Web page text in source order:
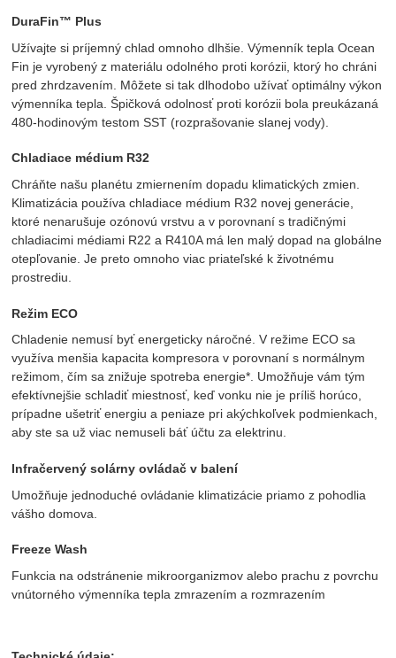
DuraFin™ Plus
Užívajte si príjemný chlad omnoho dlhšie. Výmenník tepla Ocean
Fin je vyrobený z materiálu odolného proti korózii, ktorý ho chráni
pred zhrdzavením. Môžete si tak dlhodobo užívať optimálny výkon
výmenníka tepla. Špičková odolnosť proti korózii bola preukázaná
480-hodinovým testom SST (rozprašovanie slanej vody).
Chladiace médium R32
Chráňte našu planétu zmiernením dopadu klimatických zmien.
Klimatizácia používa chladiace médium R32 novej generácie,
ktoré nenarušuje ozónovú vrstvu a v porovnaní s tradičnými
chladiacimi médiami R22 a R410A má len malý dopad na globálne
otepľovanie. Je preto omnoho viac priateľské k životnému
prostrediu.
Režim ECO
Chladenie nemusí byť energeticky náročné. V režime ECO sa
využíva menšia kapacita kompresora v porovnaní s normálnym
režimom, čím sa znižuje spotreba energie*. Umožňuje vám tým
efektívnejšie schladiť miestnosť, keď vonku nie je príliš horúco,
prípadne ušetriť energiu a peniaze pri akýchkoľvek podmienkach,
aby ste sa už viac nemuseli báť účtu za elektrinu.
Infračervený solárny ovládač v balení
Umožňuje jednoduché ovládanie klimatizácie priamo z pohodlia
vášho domova.
Freeze Wash
Funkcia na odstránenie mikroorganizmov alebo prachu z povrchu
vnútorného výmenníka tepla zmrazením a rozmrazením